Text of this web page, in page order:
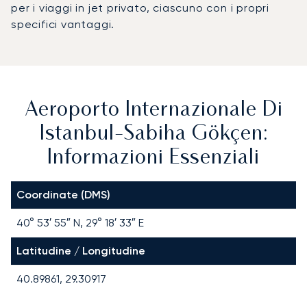
per i viaggi in jet privato, ciascuno con i propri
specifici vantaggi.
Aeroporto Internazionale Di
Istanbul-Sabiha Gökçen:
Informazioni Essenziali
Coordinate (DMS)
40° 53′ 55″ N, 29° 18′ 33″ E
Latitudine / Longitudine
40.89861, 29.30917